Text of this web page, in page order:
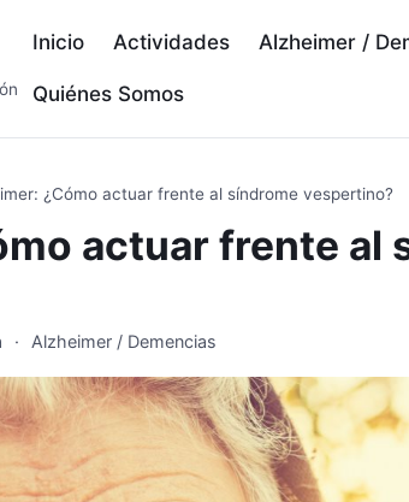
Inicio Actividades Alzheimer /
Quiénes Somos
¿Cómo actuar frente al síndrome vespertino?
actuar frente al
· Alzheimer / Demencias